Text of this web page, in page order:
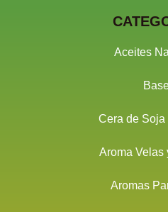
Aceites
Cera de Soja
Aroma Velas
Aromas